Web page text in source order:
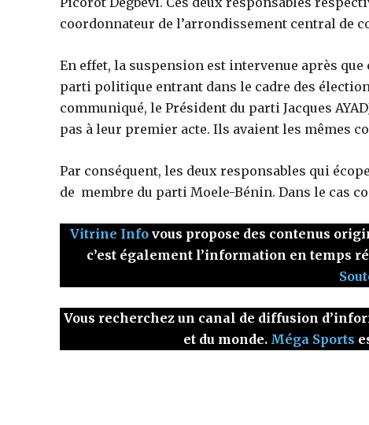
coordonnateur de l’arrondissement central de
En effet, la suspension est intervenue après
parti politique entrant dans le cadre des
communiqué, le Président du parti Jacques
pas à leur premier acte. Ils avaient les mêmes
Par conséquent, les deux responsables qui
de membre du parti Moele-Bénin. Dans le cas
Vitrine Infovous propose des contenus
c’est également l’information en temps
Vous recherchez un canal de diffusion
et du monde. Méga Sports